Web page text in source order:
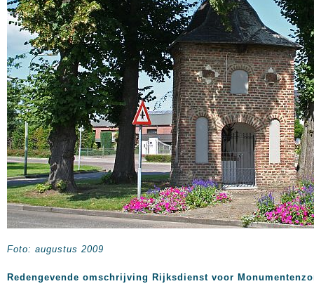
Foto: augustus 2009
Redengevende omschrijving Rijksdienst voor